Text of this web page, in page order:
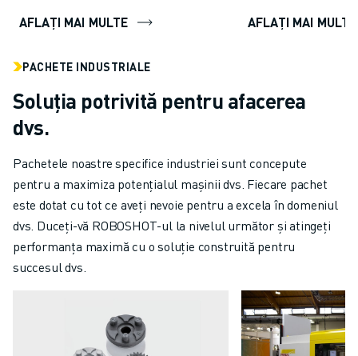
AFLAȚI MAI MULTE AFLAȚI MAI MULTE
PACHETE INDUSTRIALE
Soluția potrivită pentru afacerea
dvs.
Pachetele noastre specifice industriei sunt concepute
pentru a maximiza potențialul mașinii dvs. Fiecare pachet
este dotat cu tot ce aveți nevoie pentru a excela în domeniul
dvs. Duceți-vă ROBOSHOT-ul la nivelul următor și atingeți
performanța maximă cu o soluție construită pentru
succesul dvs.